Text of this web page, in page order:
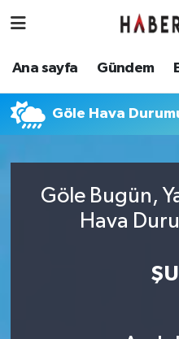
Ana sayfa Gündem
Göle Hava
Göle Bugün,
Hava
Ana sayfa
Sağlık
Eskişehir Nöbetçi
Eskişehir Trafik
Süper Lig Puan